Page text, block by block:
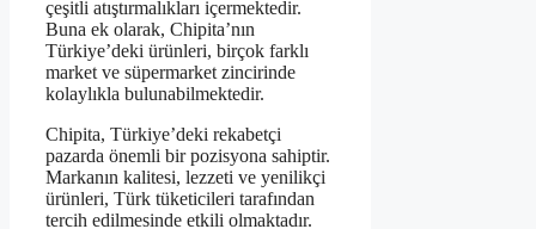
çeşitli atıştırmalıkları içermektedir.
Buna ek olarak, Chipita’nın
Türkiye’deki ürünleri, birçok farklı
market ve süpermarket zincirinde
kolaylıkla bulunabilmektedir.
Chipita, Türkiye’deki rekabetçi
pazarda önemli bir pozisyona sahiptir.
Markanın kalitesi, lezzeti ve yenilikçi
ürünleri, Türk tüketicileri tarafından
tercih edilmesinde etkili olmaktadır.